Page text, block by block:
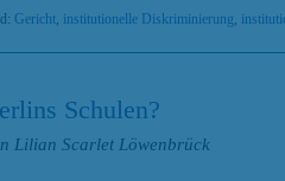
Gericht institutionelle Diskriminierung
Schulen?
Lilian Scarlet Löwenbrück